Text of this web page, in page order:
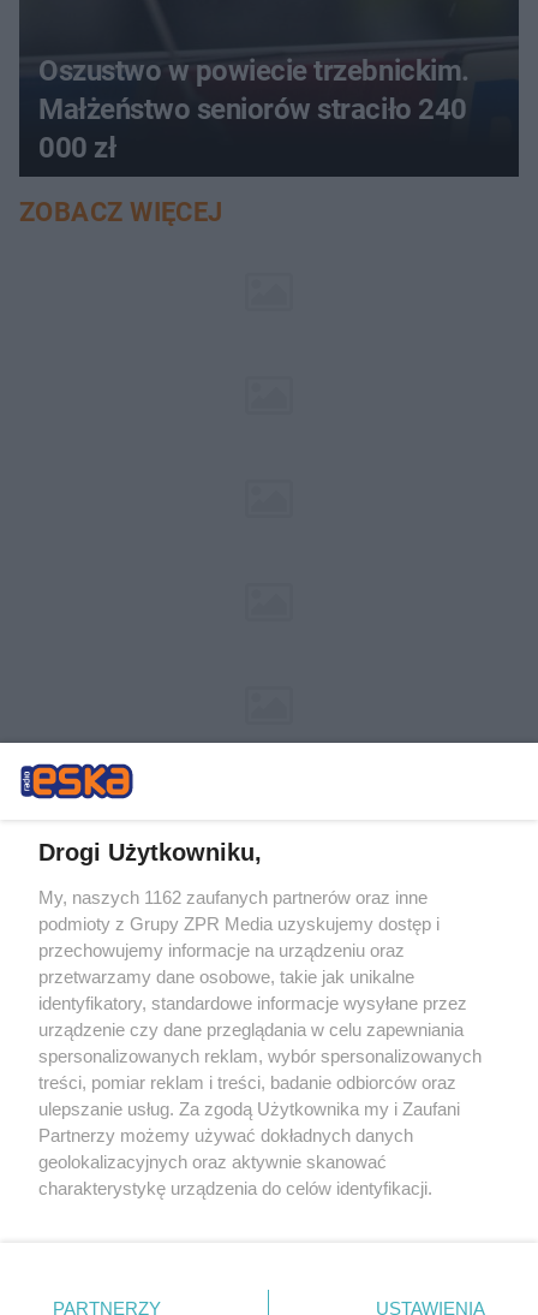
Oszustwo w powiecie trzebnickim.
Małżeństwo seniorów straciło 240
000 zł
ZOBACZ WIĘCEJ
Żaden utwór zamieszczony w serwisie nie może być powielany i
rozpowszechniany lub dalej rozpowszechniany w jakikolwiek sposób (w
tym także elektroniczny lub mechaniczny) na jakimkolwiek polu
eksploatacji w jakiejkolwiek formie, włącznie z umieszczaniem w
Internecie bez pisemnej zgody właściciela praw. Jakiekolwiek użycie lub
wykorzystanie utworów w całości lub w części z naruszeniem prawa,
tzn. bez właściwej zgody, jest zabronione pod groźbą kary i może być
ścigane prawnie.
Drogi Użytkowniku,
My, naszych 1162 zaufanych partnerów oraz inne
podmioty z Grupy ZPR Media uzyskujemy dostęp i
przechowujemy informacje na urządzeniu oraz
przetwarzamy dane osobowe, takie jak unikalne
identyfikatory, standardowe informacje wysyłane przez
urządzenie czy dane przeglądania w celu zapewniania
spersonalizowanych reklam, wybór spersonalizowanych
treści, pomiar reklam i treści, badanie odbiorców oraz
ulepszanie usług. Za zgodą Użytkownika my i Zaufani
Partnerzy możemy używać dokładnych danych
geolokalizacyjnych oraz aktywnie skanować
charakterystykę urządzenia do celów identyfikacji.
zmienić/wycofać klikając przycisk ustawień prywatności
PARTNERZY USTAWIENIA